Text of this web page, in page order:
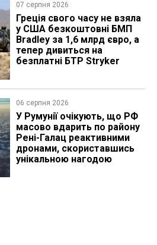
07 серпня 2026
Греція свого часу не взяла
у США безкоштовні БМП
Bradley за 1,6 млрд євро, а
тепер дивиться на
безплатні БТР Stryker
06 серпня 2026
У Румунії очікують, що РФ
масово вдарить по району
Рені-Галац реактивними
дронами, скориставшись
унікальною нагодою